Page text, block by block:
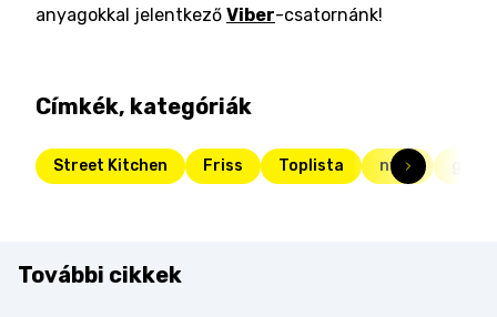
anyagokkal jelentkező Viber-csatornánk!
Címkék, kategóriák
Street Kitchen Friss Toplista nyár
További cikkek